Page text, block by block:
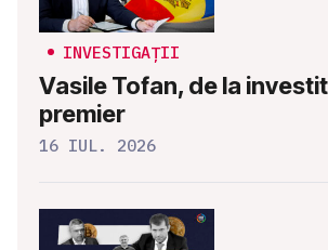
INVESTIGAȚII
Vasile Tofan, de la
premier
16 IUL. 2026